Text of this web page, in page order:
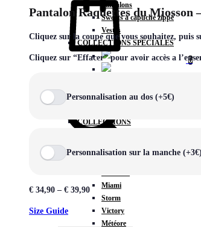
Pantalons
Sweats à capuche zippé
Vestes
COLLECTIONS SPÉCIALES
COLLECTIONS
Rex
Miami
Storm
Victory
Météore
0
Pantalon Raquettes du Miosson
Cliquez sur la coupe que vous souhaitez, puis
Cliquez sur “Effacer” pour avoir accès a
Personnalisation au dos (+5€)
Personnalisation sur la manche (+3€)
€ 34,90 – € 39,90
Size Guide